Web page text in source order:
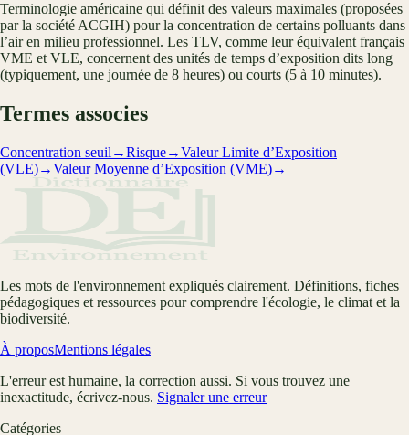
Terminologie américaine qui définit des valeurs maximales (proposées
par la société ACGIH) pour la concentration de certains polluants dans
l’air en milieu professionnel. Les TLV, comme leur équivalent français
VME et VLE, concernent des unités de temps d’exposition dits long
(typiquement, une journée de 8 heures) ou courts (5 à 10 minutes).
Termes associes
Concentration seuil →Risque→Valeur Limite d’Exposition
(VLE)→Valeur Moyenne d’Exposition (VME)→
Les mots de l'environnement expliqués clairement. Définitions, fiches
pédagogiques et ressources pour comprendre l'écologie, le climat et la
biodiversité.
À proposMentions légales
L'erreur est humaine, la correction aussi. Si vous trouvez une
inexactitude, écrivez-nous. Signaler une erreur
Catégories